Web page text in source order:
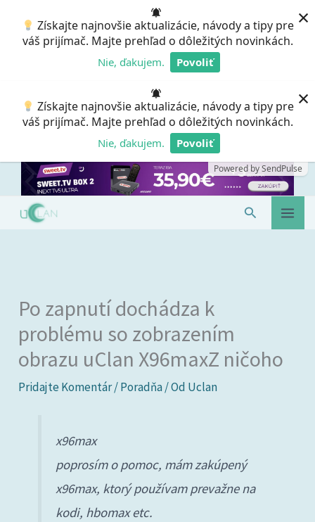
Získajte najnovšie aktualizácie, návody a tipy pre
váš prijímač. Majte prehľad o dôležitých novinkách.
Nie, ďakujem. Povoliť
×
Získajte najnovšie aktualizácie, návody a tipy pre
váš prijímač. Majte prehľad o dôležitých novinkách.
Nie, ďakujem. Povoliť
Powered by SendPulse
×
Hľadať
Po zapnutí dochádza k
problému so zobrazením
obrazu uClan X96maxZ ničoho
Pridajte Komentár/Poradňa/ Od Uclan
x96max
poprosím o pomoc, mám zakúpený
x96max, ktorý používam prevažne na
kodi, hbomax etc.